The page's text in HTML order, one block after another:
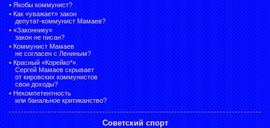
• Якобы коммунист?
• Как «уважает» закон
депутат-коммунист Мамаев?
• «Законнику»
закон не писан?
• Коммунист Мамаев
не согласен с Лениным?
• Красный «Корейко*».
Сергей Мамаев скрывает
от кировских коммунистов
свои доходы?
• Некомпетентность
или банальное критиканство?
Советский спорт